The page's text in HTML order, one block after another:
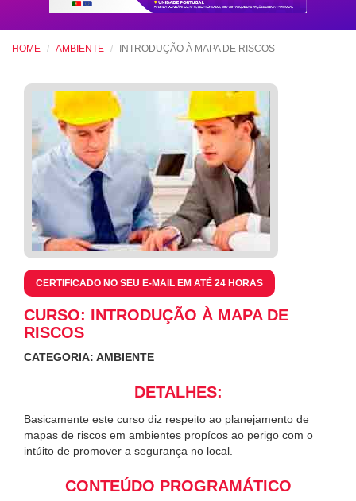
HOME AMBIENTE INTRODUÇÃO À MAPA DE RISCOS
CERTIFICADO NO SEU E-MAIL EM ATÉ 24 HORAS
CURSO: INTRODUÇÃO À MAPA DE
RISCOS
CATEGORIA: AMBIENTE
DETALHES:
Basicamente este curso diz respeito ao planejamento de
mapas de riscos em ambientes propícos ao perigo com o
intúito de promover a segurança no local.
CONTEÚDO PROGRAMÁTICO